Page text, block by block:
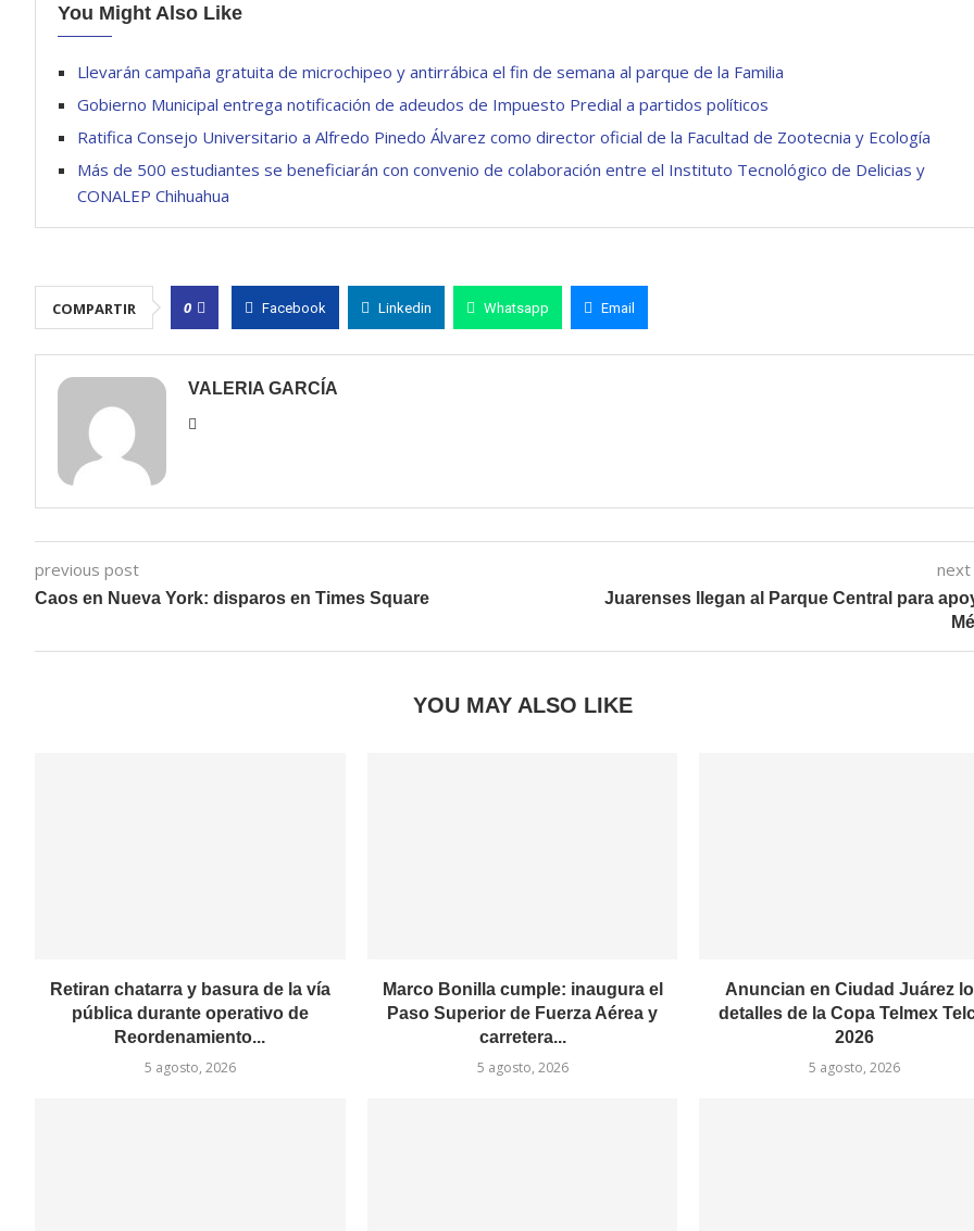
You Might Also Like
Llevarán campaña gratuita de microchipeo y antirrábica el fin de semana al parque de la Familia
Gobierno Municipal entrega notificación de adeudos de Impuesto Predial a partidos políticos
Ratifica Consejo Universitario a Alfredo Pinedo Álvarez como director oficial de la Facultad de Zootecnia y Ecología
Más de 500 estudiantes se beneficiarán con convenio de colaboración entre el Instituto Tecnológico de Delicias y
CONALEP Chihuahua
COMPARTIR 0 Facebook Linkedin Whatsapp Email
VALERIA GARCÍA
previous post
Caos en Nueva York: disparos en Times Square
Juarenses llegan al Parque Central para
YOU MAY ALSO LIKE
Retiran chatarra y basura de la vía
pública durante operativo de
Reordenamiento...
5 agosto, 2026
Marco Bonilla cumple: inaugura el
Paso Superior de Fuerza Aérea y
carretera...
5 agosto, 2026
Anuncian en Ciudad Juárez
detalles de la Copa Telmex
2026
5 agosto, 2026